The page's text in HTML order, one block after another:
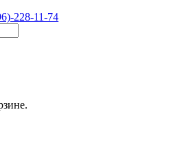
228-11-74